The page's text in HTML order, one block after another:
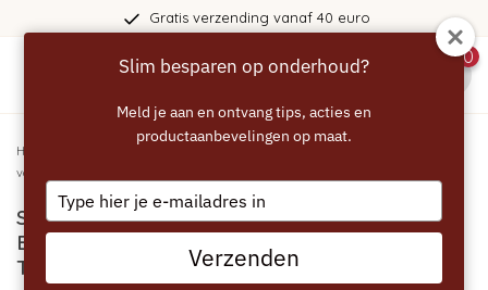
Gratis verzending vanaf 40 euro
0
Home
voordeelverpakking - TZ70063A
SIEMENS EQ Series waterfilter - 12 stuks -
Brita Intenza 2x6 voordeelverpakking -
TZ70063A
Slim besparen op onderhoud?
Meld je aan en ontvang tips, acties en
productaanbevelingen op maat.
Type
your
email
Verzenden